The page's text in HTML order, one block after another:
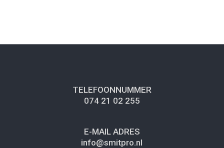
TELEFOONNUMMER
074 21 02 255
E-MAIL ADRES
info@smitpro.nl